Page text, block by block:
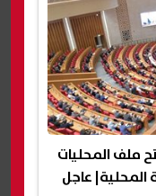
ملف المحليات
المحلية| عاجل